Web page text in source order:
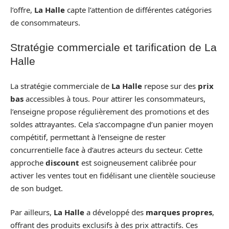
l’offre, La Halle capte l’attention de différentes catégories
de consommateurs.
Stratégie commerciale et tarification de La
Halle
La stratégie commerciale de La Halle repose sur des prix
bas accessibles à tous. Pour attirer les consommateurs,
l’enseigne propose régulièrement des promotions et des
soldes attrayantes. Cela s’accompagne d’un panier moyen
compétitif, permettant à l’enseigne de rester
concurrentielle face à d’autres acteurs du secteur. Cette
approche discount est soigneusement calibrée pour
activer les ventes tout en fidélisant une clientèle soucieuse
de son budget.
Par ailleurs, La Halle a développé des marques propres,
offrant des produits exclusifs à des prix attractifs. Ces